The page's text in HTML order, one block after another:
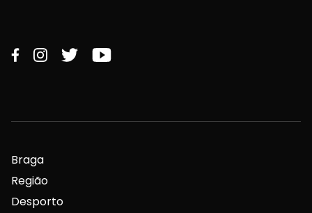
Braga
Região
Desporto